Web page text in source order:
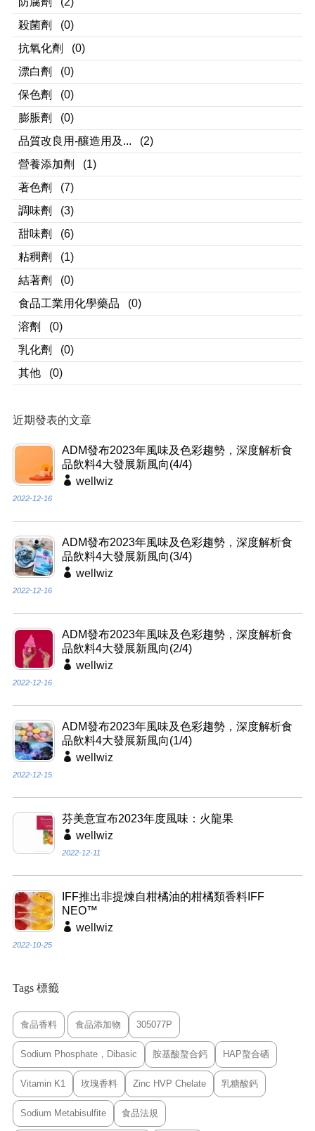
殺菌劑
(0)
抗氧化劑
(0)
漂白劑
(0)
保色劑
(0)
膨脹劑
(0)
品質改良用-釀造用及...
(2)
營養添加劑
(1)
著色劑
(7)
調味劑
(3)
甜味劑
(6)
粘稠劑
(1)
結著劑
(0)
食品工業用化學藥品
(0)
溶劑
(0)
乳化劑
(0)
其他
(0)
近期發表的文章
ADM發布2023年風味及色彩趨勢，深度解析食
品飲料4大發展新風向(4/4)
wellwiz
2022-12-16
ADM發布2023年風味及色彩趨勢，深度解析食
品飲料4大發展新風向(3/4)
wellwiz
2022-12-16
ADM發布2023年風味及色彩趨勢，深度解析食
品飲料4大發展新風向(2/4)
wellwiz
2022-12-16
ADM發布2023年風味及色彩趨勢，深度解析食
品飲料4大發展新風向(1/4)
wellwiz
2022-12-15
芬美意宣布2023年度風味：火龍果
wellwiz
2022-12-11
IFF推出非提煉自柑橘油的柑橘類香料IFF
NEO™
wellwiz
2022-10-25
Tags 標籤
食品香料 食品添加物 305077P
Sodium Phosphate，Dibasic 胺基酸螯合鈣 HAP螯合硒
Vitamin K1 玫瑰香料 Zinc HVP Chelate 乳糖酸鈣
Sodium Metabisulfite 食品法規